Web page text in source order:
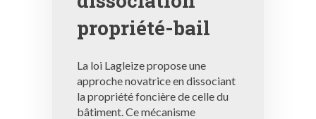
propriété-bail
La loi Lagleize propose une
approche novatrice en dissociant
la propriété foncière de celle du
bâtiment. Ce mécanisme